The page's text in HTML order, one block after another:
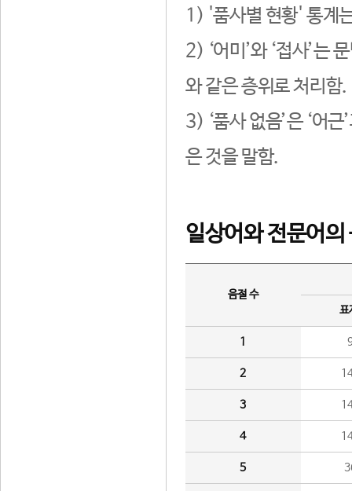
1) '품사별 현황' 통계
2) ‘어미’와 ‘접사’는
와 같은 층위로 처리함.
3) ‘품사 없음’은 ‘어
은 것을 말함.
일상어와 전문어의
음절 수
표
1
2
3
4
5